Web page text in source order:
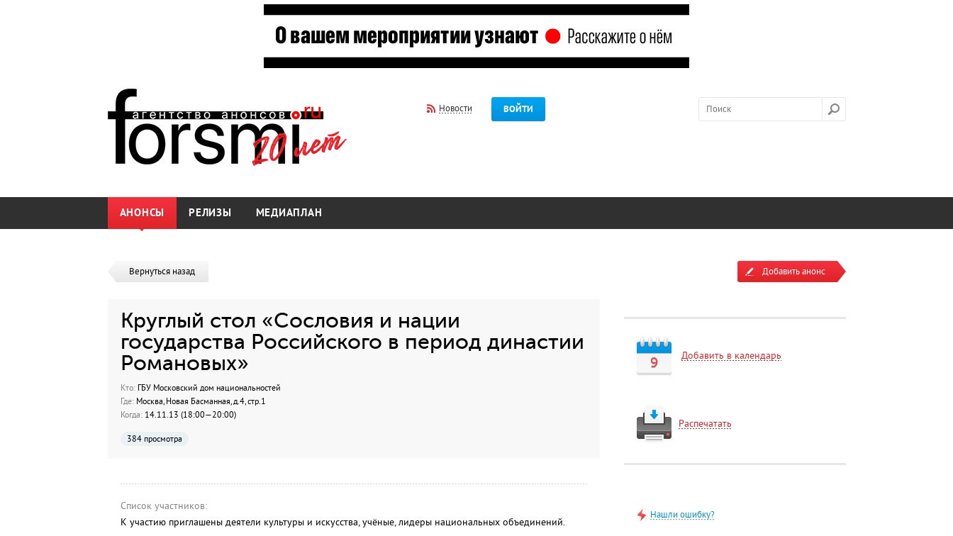
Новости ВОЙТИ
АНОНСЫ РЕЛИЗЫ МЕДИАПЛАН
Вернуться назад
Круглый стол «Сословия и нации
государства Российского в период династии
Романовых»
Кто:ГБУ Московский дом национальностей
Где:Москва, Новая Басманная, д.4, стр.1
Когда:14.11.13 (18:00—20:00)
384 просмотра
Список участников:
К участию приглашены деятели культуры и искусства, учёные, лидеры национальных объединений.
Добавить анонс
9 Добавить в календарь
Распечатать
Нашли ошибку?